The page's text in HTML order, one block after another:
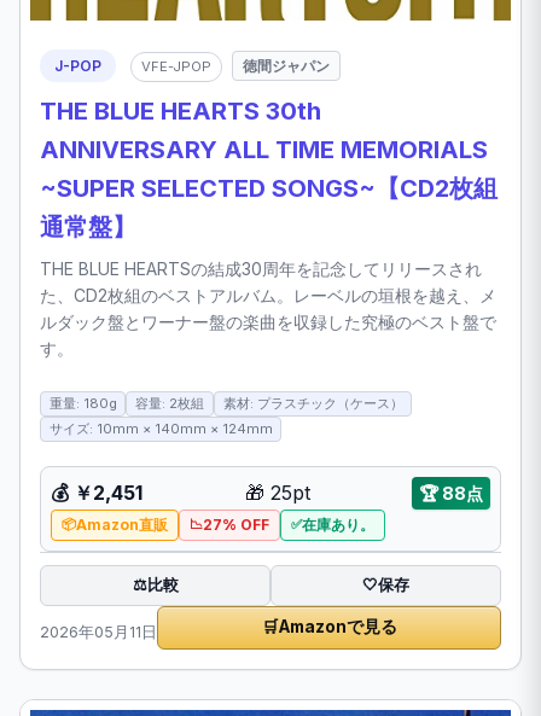
J-POP VFE-JPOP 徳間ジャパン
THE BLUE HEARTS 30th
ANNIVERSARY ALL TIME MEMORIALS
~SUPER SELECTED SONGS~【CD2枚組
通常盤】
THE BLUE HEARTSの結成30周年を記念してリリースされ
た、CD2枚組のベストアルバム。レーベルの垣根を越え、メ
ルダック盤とワーナー盤の楽曲を収録した究極のベスト盤で
す。
重量: 180g 容量: 2枚組
素材: プラスチック（ケース）
サイズ: 10mm × 140mm × 124mm
💰 ￥2,451 🎁 25pt 🏆88点
Amazon直販 27% OFF 在庫あり。
⚖️比較 🤍保存
2026年05月11日 🛒Amazonで見る